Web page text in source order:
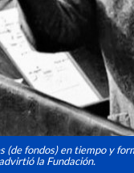
(de fondos) en tiempo y
la Fundación.